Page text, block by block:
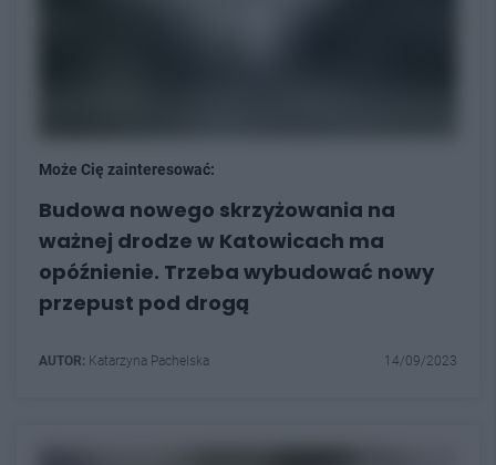
Może Cię zainteresować:
Budowa nowego skrzyżowania na
ważnej drodze w Katowicach ma
opóźnienie. Trzeba wybudować nowy
przepust pod drogą
AUTOR: Katarzyna Pachelska 14/09/2023